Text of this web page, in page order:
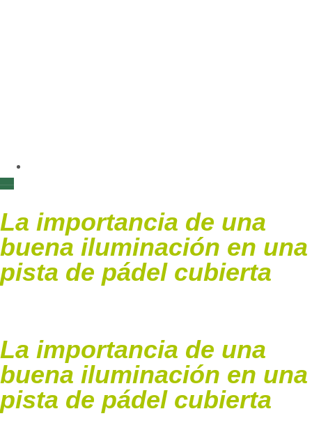
La importancia de una
buena iluminación en una
pista de pádel cubierta
La importancia de una
buena iluminación en una
pista de pádel cubierta